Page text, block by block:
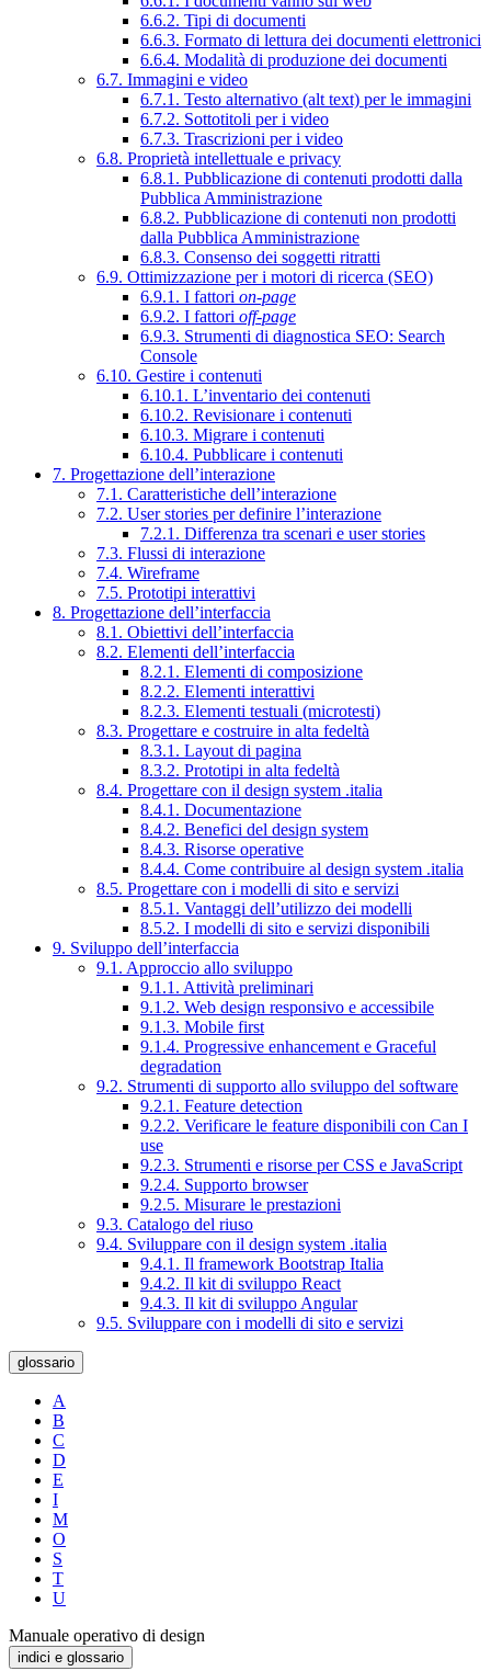
6.6.2. Tipi di documenti
6.6.3. Formato di lettura dei documenti elettronici
6.6.4. Modalità di produzione dei documenti
6.7. Immagini e video
6.7.1. Testo alternativo (alt text) per le immagini
6.7.2. Sottotitoli per i video
6.7.3. Trascrizioni per i video
6.8. Proprietà intellettuale e privacy
6.8.1. Pubblicazione di contenuti prodotti dalla
Pubblica Amministrazione
6.8.2. Pubblicazione di contenuti non prodotti
dalla Pubblica Amministrazione
6.8.3. Consenso dei soggetti ritratti
6.9. Ottimizzazione per i motori di ricerca (SEO)
6.9.1. I fattori on-page
6.9.2. I fattori off-page
6.9.3. Strumenti di diagnostica SEO: Search
Console
6.10. Gestire i contenuti
6.10.1. L’inventario dei contenuti
6.10.2. Revisionare i contenuti
6.10.3. Migrare i contenuti
6.10.4. Pubblicare i contenuti
7. Progettazione dell’interazione
7.1. Caratteristiche dell’interazione
7.2. User stories per definire l’interazione
7.2.1. Differenza tra scenari e user stories
7.3. Flussi di interazione
7.4. Wireframe
7.5. Prototipi interattivi
8. Progettazione dell’interfaccia
8.1. Obiettivi dell’interfaccia
8.2. Elementi dell’interfaccia
8.2.1. Elementi di composizione
8.2.2. Elementi interattivi
8.2.3. Elementi testuali (microtesti)
8.3. Progettare e costruire in alta fedeltà
8.3.1. Layout di pagina
8.3.2. Prototipi in alta fedeltà
8.4. Progettare con il design system .italia
8.4.1. Documentazione
8.4.2. Benefici del design system
8.4.3. Risorse operative
8.4.4. Come contribuire al design system .italia
8.5. Progettare con i modelli di sito e servizi
8.5.1. Vantaggi dell’utilizzo dei modelli
8.5.2. I modelli di sito e servizi disponibili
9. Sviluppo dell’interfaccia
9.1. Approccio allo sviluppo
9.1.1. Attività preliminari
9.1.2. Web design responsivo e accessibile
9.1.3. Mobile first
9.1.4. Progressive enhancement e Graceful
degradation
9.2. Strumenti di supporto allo sviluppo del software
9.2.1. Feature detection
9.2.2. Verificare le feature disponibili con Can I
use
9.2.3. Strumenti e risorse per CSS e JavaScript
9.2.4. Supporto browser
9.2.5. Misurare le prestazioni
9.3. Catalogo del riuso
9.4. Sviluppare con il design system .italia
9.4.1. Il framework Bootstrap Italia
9.4.2. Il kit di sviluppo React
9.4.3. Il kit di sviluppo Angular
9.5. Sviluppare con i modelli di sito e servizi
glossario
A
B
C
D
E
I
M
O
S
T
U
Manuale operativo di design
indici e glossario